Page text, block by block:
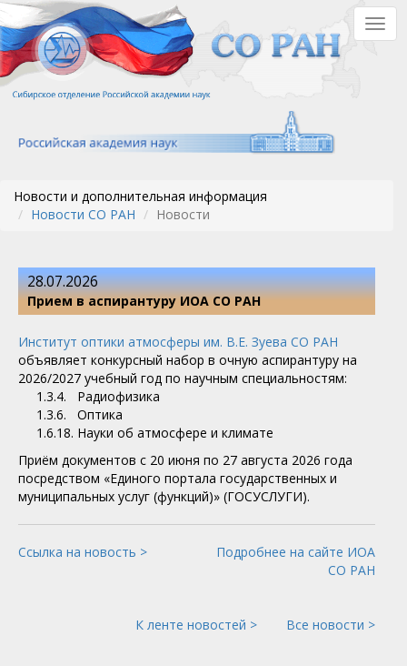
Перейти
к
основному
содержанию
Новости и дополнительная информация
Новости СО РАН
Новости
28.07.2026
Прием в аспирантуру ИОА СО РАН
Институт оптики атмосферы им. В.Е. Зуева СО РАН
объявляет конкурсный набор в очную аспирантуру на
2026/2027 учебный год по научным специальностям:
1.3.4. Радиофизика
1.3.6. Оптика
1.6.18. Науки об атмосфере и климате
Приём документов с 20 июня по 27 августа 2026 года
посредством «Единого портала государственных и
муниципальных услуг (функций)» (ГОСУСЛУГИ).
Ссылка на новость >
Подробнее на сайте ИОА
СО РАН
К ленте новостей > Все новости >